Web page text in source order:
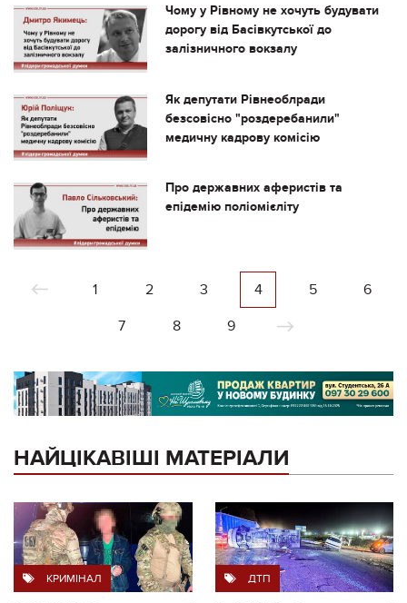
Чому у Рівному не хочуть будувати
дорогу від Басівкутської до
залізничного вокзалу
Як депутати Рівнеоблради
безсовісно "роздеребанили"
медичну кадрову комісію
Про державних аферистів та
епідемію поліомієліту
1 2 3 4 5
6
7
8 9
НАЙЦІКАВІШІ МАТЕРІАЛИ
КРИМІНАЛ ДТП